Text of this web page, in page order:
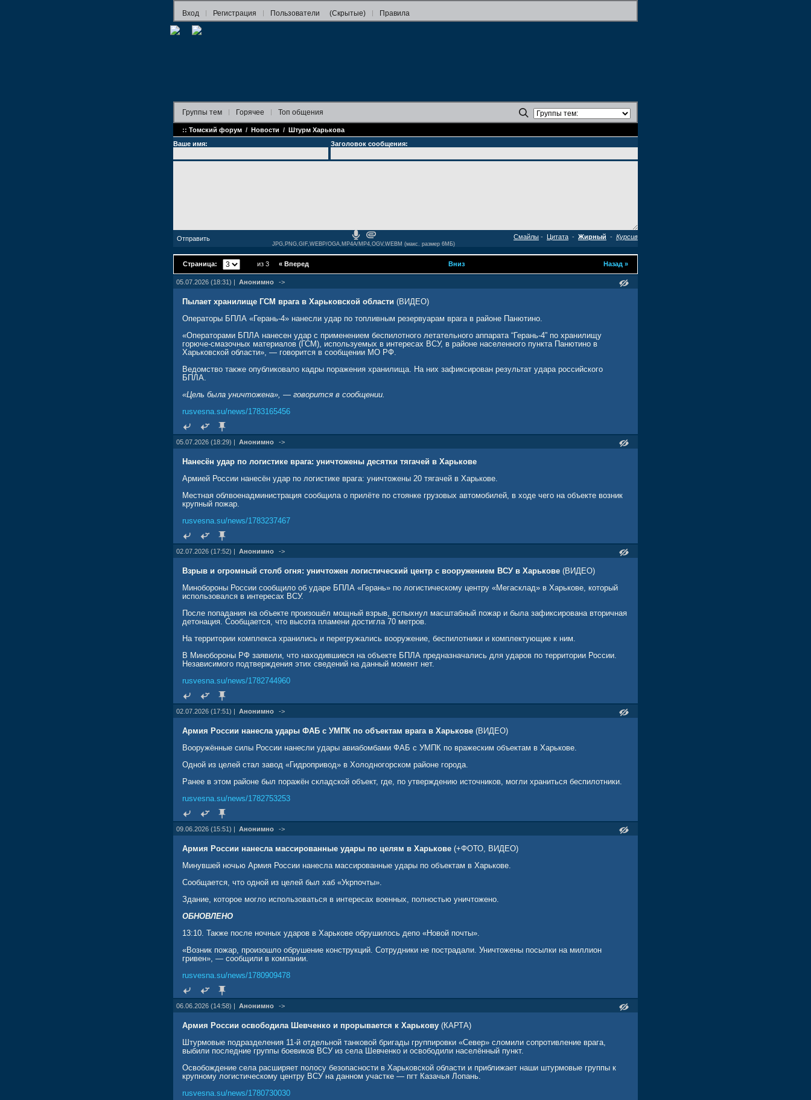
Вход Регистрация Пользователи (Скрытые) Правила
Группы тем Горячее Топ общения
:: Томский форум / Новости / Штурм Харькова
Ваше имя:
Заголовок сообщения:
- Цитата - Жирный - Курсив
Смайлы
JPG,PNG,GIF,WEBP/OGA,MP4A/MP4,OGV,WEBM (макс. размер 6МБ)
Страница: из 3 Назад »
« Вперед Вниз
05.07.2026 (18:31) | Анонимно ->
Пылает хранилище ГСМ врага в Харьковской области (ВИДЕО)
Операторы БПЛА «Герань-4» нанесли удар по топливным резервуарам врага в районе Панютино.
«Операторами БПЛА нанесен удар с применением беспилотного летательного аппарата “Герань-4” по хранилищу
горюче-смазочных материалов (ГСМ), используемых в интересах ВСУ, в районе населенного пункта Панютино в
Харьковской области», — говорится в сообщении МО РФ.
Ведомство также опубликовало кадры поражения хранилища. На них зафиксирован результат удара российского
БПЛА.
«Цель была уничтожена», — говорится в сообщении.
rusvesna.su/news/1783165456
05.07.2026 (18:29) | Анонимно ->
Нанесён удар по логистике врага: уничтожены десятки тягачей в Харькове
Армией России нанесён удар по логистике врага: уничтожены 20 тягачей в Харькове.
Местная облвоенадминистрация сообщила о прилёте по стоянке грузовых автомобилей, в ходе чего на объекте возник
крупный пожар.
rusvesna.su/news/1783237467
02.07.2026 (17:52) | Анонимно ->
Взрыв и огромный столб огня: уничтожен логистический центр с вооружением ВСУ в Харькове (ВИДЕО)
Минобороны России сообщило об ударе БПЛА «Герань» по логистическому центру «Мегасклад» в Харькове, который
использовался в интересах ВСУ.
После попадания на объекте произошёл мощный взрыв, вспыхнул масштабный пожар и была зафиксирована вторичная
детонация. Сообщается, что высота пламени достигла 70 метров.
На территории комплекса хранились и перегружались вооружение, беспилотники и комплектующие к ним.
В Минобороны РФ заявили, что находившиеся на объекте БПЛА предназначались для ударов по территории России.
Независимого подтверждения этих сведений на данный момент нет.
rusvesna.su/news/1782744960
02.07.2026 (17:51) | Анонимно ->
Армия России нанесла удары ФАБ с УМПК по объектам врага в Харькове (ВИДЕО)
Вооружённые силы России нанесли удары авиабомбами ФАБ с УМПК по вражеским объектам в Харькове.
Одной из целей стал завод «Гидропривод» в Холодногорском районе города.
Ранее в этом районе был поражён складской объект, где, по утверждению источников, могли храниться беспилотники.
rusvesna.su/news/1782753253
09.06.2026 (15:51) | Анонимно ->
Армия России нанесла массированные удары по целям в Харькове (+ФОТО, ВИДЕО)
Минувшей ночью Армия России нанесла массированные удары по объектам в Харькове.
Сообщается, что одной из целей был хаб «Укрпочты».
Здание, которое могло использоваться в интересах военных, полностью уничтожено.
ОБНОВЛЕНО
13:10. Также после ночных ударов в Харькове обрушилось депо «Новой почты».
«Возник пожар, произошло обрушение конструкций. Сотрудники не пострадали. Уничтожены посылки на миллион
гривен», — сообщили в компании.
rusvesna.su/news/1780909478
06.06.2026 (14:58) | Анонимно ->
Армия России освободила Шевченко и прорывается к Харькову (КАРТА)
Штурмовые подразделения 11-й отдельной танковой бригады группировки «Север» сломили сопротивление врага,
выбили последние группы боевиков ВСУ из села Шевченко и освободили населённый пункт.
Освобождение села расширяет полосу безопасности в Харьковской области и приближает наши штурмовые группы к
крупному логистическому центру ВСУ на данном участке — пгт Казачья Лопань.
rusvesna.su/news/1780730030